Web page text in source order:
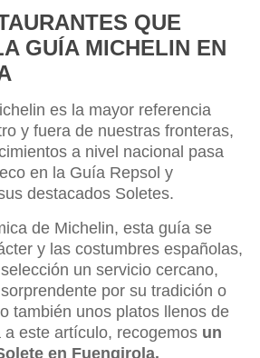
QUE
GUÍA MICHELIN EN
es la mayor referencia
y fuera de nuestras fronteras,
a nivel nacional pasa
en la Guía Repsol y
destacados Soletes.
de Michelin, esta guía se
y las costumbres españolas,
un servicio cercano,
por su tradición o
también unos platos llenos de
a este artículo, recogemos un
en Fuengirola.